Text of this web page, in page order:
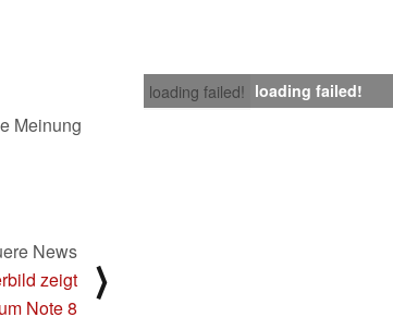
loading failed! loading failed!
Meinung
News
zeigt
Note 8
⟩